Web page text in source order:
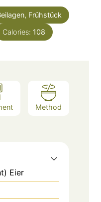
Frühstück
Calories: 108
Method
Eier